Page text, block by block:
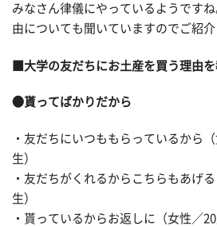
みなさん律儀にやっているようです
由についても聞いていますのでご紹介
■大学の友だちにお土産を買う理由
●貰ってばかりだから
・友だちにいつももらっているから
生）
・友だちがくれるからこちらもあげ
生）
・貰っているからお返しに（女性／